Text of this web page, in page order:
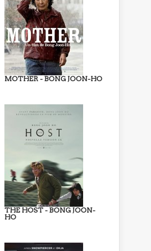
MOTHER - BONG JOON-HO
THE HOST - BONG JOON-
HO